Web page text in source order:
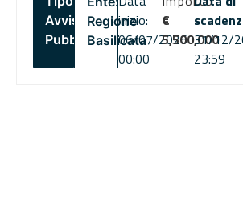
Avviso
Pubblico
Regione
Basilicata
inizio:
06/07/2026
00:00
€
5,500,000
31/12/
23:59